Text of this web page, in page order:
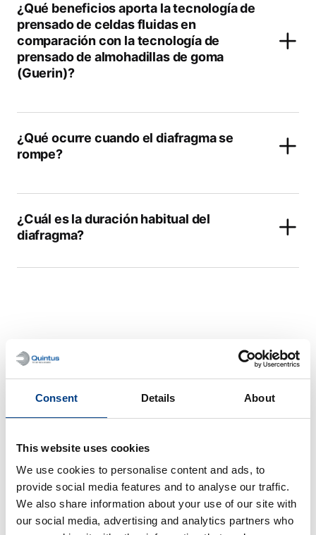
Consent Details About
This website uses cookies
We use cookies to personalise content and ads, to
provide social media features and to analyse our traffic.
We also share information about your use of our site with
our social media, advertising and analytics partners who
¿Qué beneficios aporta la tecnología de
prensado de celdas fluidas en
comparación con la tecnología de
prensado de almohadillas de goma
(Guerin)?
¿Qué ocurre cuando el diafragma se
rompe?
¿Cuál es la duración habitual del
diafragma?
Sistemas de
procesamiento de
baterías
Este no es un proceso continuo; ¿podrá
soportar la producción de baterías de
iones de litio de última generación?